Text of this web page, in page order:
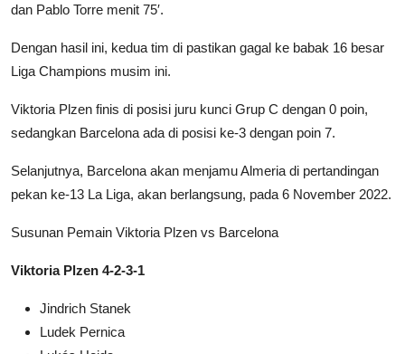
dan Pablo Torre menit 75′.
Dengan hasil ini, kedua tim di pastikan gagal ke babak 16 besar
Liga Champions musim ini.
Viktoria Plzen finis di posisi juru kunci Grup C dengan 0 poin,
sedangkan Barcelona ada di posisi ke-3 dengan poin 7.
Selanjutnya, Barcelona akan menjamu Almeria di pertandingan
pekan ke-13 La Liga, akan berlangsung, pada 6 November 2022.
Susunan Pemain Viktoria Plzen vs Barcelona
Viktoria Plzen 4-2-3-1
Jindrich Stanek
Ludek Pernica